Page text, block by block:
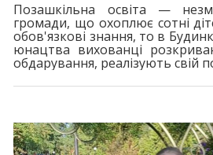
Позашкільна освіта —
громади, що охоплює сотні
обов'язкові знання, то в
юнацтва вихованці
обдарування, реалізують свій